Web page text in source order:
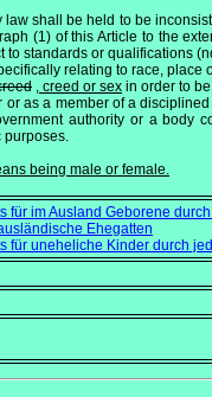
shall be held to be
(1) of this Article to the
to standards or qualifications
relating to race, place
, creed or sex in order to
or as a member of a
authority or a body
purposes.
being male or female.
für im Ausland Geborene
Ehegatten
für uneheliche Kinder durch